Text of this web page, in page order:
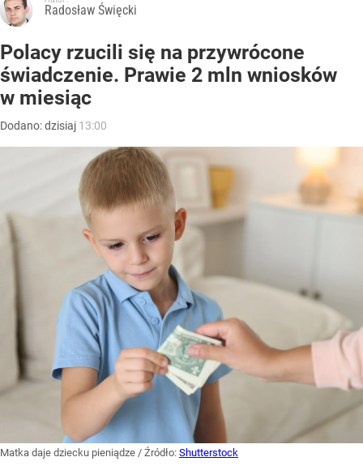
Radosław Święcki
Polacy rzucili się na przywrócone
świadczenie. Prawie 2 mln wniosków
w miesiąc
Dodano:dzisiaj 13:00
Matka daje dziecku pieniądze / Źródło: Shutterstock